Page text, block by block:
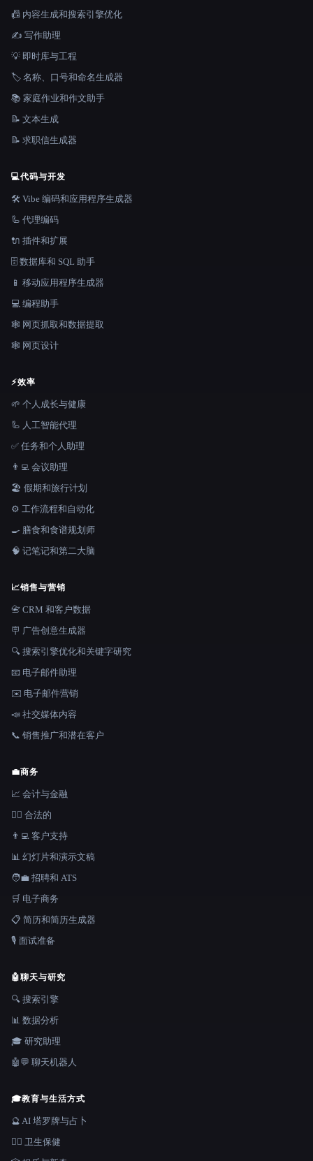
📠 内容生成和搜索引擎优化
✍️ 写作助理
💡 即时库与工程
🏷️ 名称、口号和命名生成器
📚 家庭作业和作文助手
📝 文本生成
📝 求职信生成器
💻代码与开发
🛠️ Vibe 编码和应用程序生成器
🦾 代理编码
🔌 插件和扩展
🗄️ 数据库和 SQL 助手
📱 移动应用程序生成器
💻 编程助手
🕸️ 网页抓取和数据提取
🕸 网页设计
⚡效率
🌱 个人成长与健康
🦾 人工智能代理
✅ 任务和个人助理
👨‍💻 会议助理
🏖 假期和旅行计划
⚙️ 工作流程和自动化
🍳 膳食和食谱规划师
🧠 记笔记和第二大脑
📈销售与营销
📇 CRM 和客户数据
🪧 广告创意生成器
🔍 搜索引擎优化和关键字研究
📧 电子邮件助理
✉️ 电子邮件营销
📣 社交媒体内容
📞 销售推广和潜在客户
💼商务
📈 会计与金融
👩‍⚖️ 合法的
👨‍💻 客户支持
📊 幻灯片和演示文稿
🧑‍💼 招聘和 ATS
🛒 电子商务
📋 简历和简历生成器
🎙️ 面试准备
🤖聊天与研究
🔍 搜索引擎
📊 数据分析
🎓 研究助理
🤖💬 聊天机器人
🎓教育与生活方式
🔮 AI 塔罗牌与占卜
👩‍⚕️ 卫生保健